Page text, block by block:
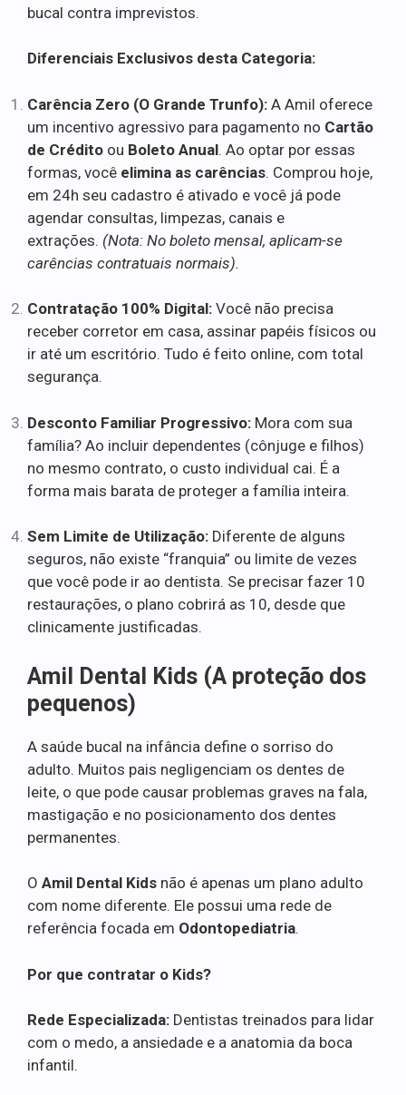
bucal contra imprevistos.
Diferenciais Exclusivos desta Categoria:
Carência Zero (O Grande Trunfo): A Amil oferece
um incentivo agressivo para pagamento no Cartão
de Crédito ou Boleto Anual. Ao optar por essas
formas, você elimina as carências. Comprou hoje,
em 24h seu cadastro é ativado e você já pode
agendar consultas, limpezas, canais e
extrações. (Nota: No boleto mensal, aplicam-se
carências contratuais normais).
Contratação 100% Digital: Você não precisa
receber corretor em casa, assinar papéis físicos ou
ir até um escritório. Tudo é feito online, com total
segurança.
Desconto Familiar Progressivo: Mora com sua
família? Ao incluir dependentes (cônjuge e filhos)
no mesmo contrato, o custo individual cai. É a
forma mais barata de proteger a família inteira.
Sem Limite de Utilização: Diferente de alguns
seguros, não existe “franquia” ou limite de vezes
que você pode ir ao dentista. Se precisar fazer 10
restaurações, o plano cobrirá as 10, desde que
clinicamente justificadas.
Amil Dental Kids (A proteção dos
pequenos)
A saúde bucal na infância define o sorriso do
adulto. Muitos pais negligenciam os dentes de
leite, o que pode causar problemas graves na fala,
mastigação e no posicionamento dos dentes
permanentes.
O Amil Dental Kids não é apenas um plano adulto
com nome diferente. Ele possui uma rede de
referência focada em Odontopediatria.
Por que contratar o Kids?
Rede Especializada: Dentistas treinados para lidar
com o medo, a ansiedade e a anatomia da boca
infantil.